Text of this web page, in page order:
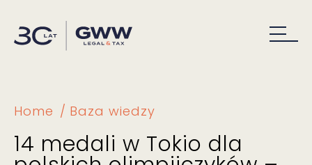
Home Baza wiedzy
14 medali w Tokio dla